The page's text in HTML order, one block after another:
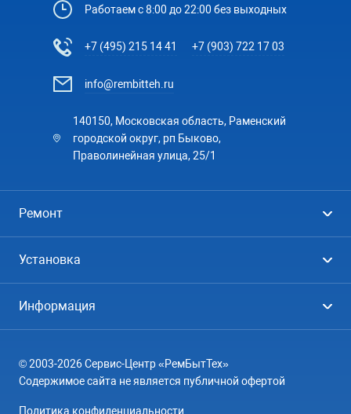
Работаем с 8:00 до 22:00 без выходных
+7 (495) 215 14 41 +7 (903) 722 17 03
info@rembitteh.ru
140150, Московская область, Раменский
городской округ, рп Быково,
Праволинейная улица, 25/1
Ремонт
Посудомоечные машины
Кондиционеры
Варочные панели
Установка
Кондиционеры
Информация
География
© 2003-2026 Сервис-Центр «РемБытТех»
Содержимое сайта не является публичной офертой
Политика конфиденциальности